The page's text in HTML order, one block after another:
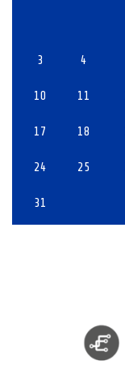
3 4
10 11
17 18
24 25
31